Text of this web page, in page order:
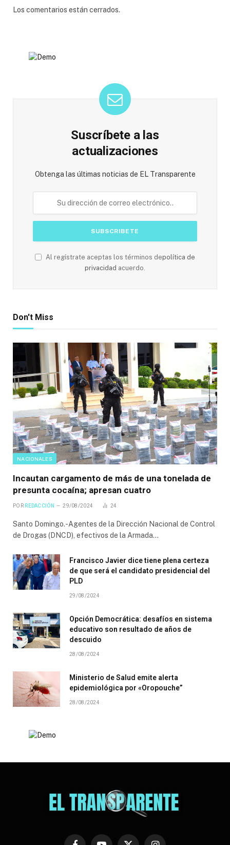
Los comentarios están cerrados.
Suscríbete a las
actualizaciones
Obtenga las últimas noticias de EL Transparente
Al regístrate aceptas los términos depolítica de
privacidad acuerdo.
Don't Miss
NACIONALES
Incautan cargamento de más de una tonelada de
presunta cocaína; apresan cuatro
POR REDACCIÓN 29/08/2024 24
Santo Domingo.-Agentes de la Dirección Nacional de Control
de Drogas (DNCD), efectivos de la Armada…
Francisco Javier dice tiene plena certeza
de que será el candidato presidencial del
PLD
29/08/2024
Opción Democrática: desafíos en sistema
educativo son resultado de años de
descuido
28/08/2024
Ministerio de Salud emite alerta
epidemiológica por «Oropouche”
28/08/2024